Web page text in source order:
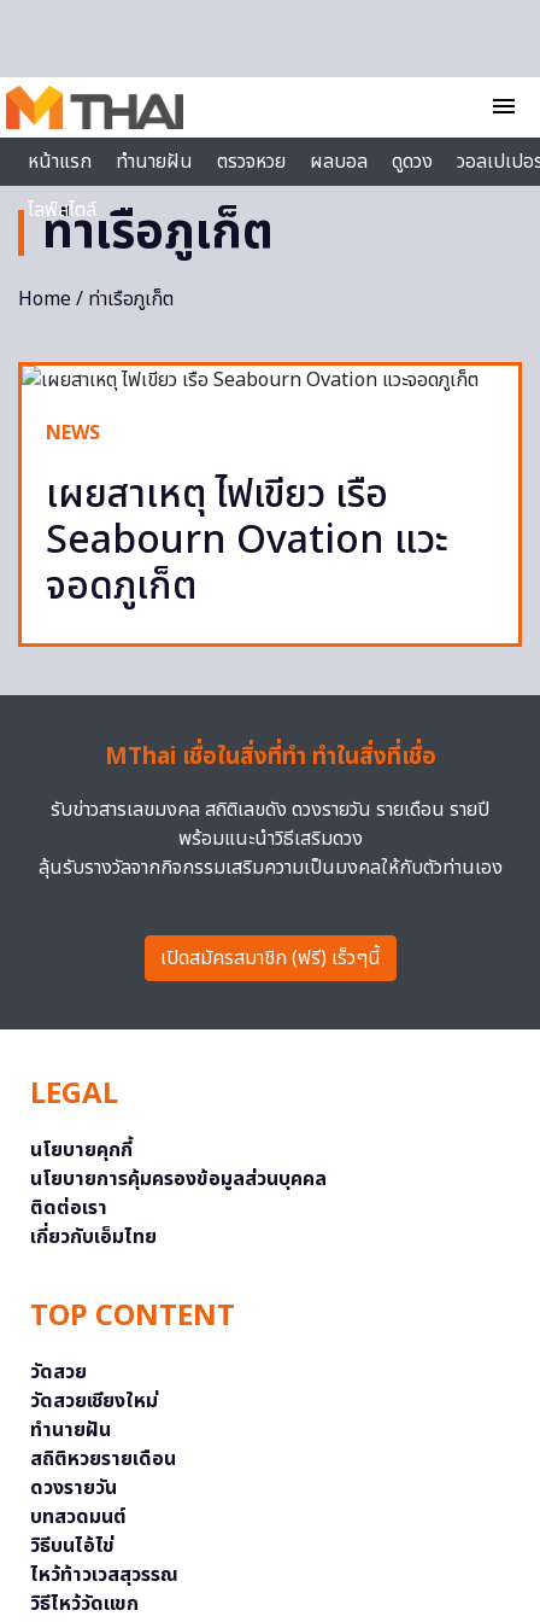
menu
หน้าแรก
ทำนายฝัน ตรวจหวย ผลบอล ดูดวง
วอลเปเป
ไลฟ์สไตล์
ท่าเรือภูเก็ต
Home/ ท่าเรือภูเก็ต
NEWS
เผยสาเหตุ ไฟเขียว เรือ
Seabourn Ovation แวะ
จอดภูเก็ต
MThai เชื่อในสิ่งที่ทำ ทำในสิ่งที่เชื่อ
รับข่าวสารเลขมงคล สถิติเลขดัง ดวงรายวัน รายเดือน รายปี
พร้อมแนะนำวิธีเสริมดวง
ลุ้นรับรางวัลจากกิจกรรมเสริมความเป็นมงคลให้กับตัวท่านเอง
เปิดสมัครสมาชิก (ฟรี) เร็วๆนี้
LEGAL
นโยบายคุกกี้
นโยบายการคุ้มครองข้อมูลส่วนบุคคล
ติดต่อเรา
เกี่ยวกับเอ็มไทย
TOP CONTENT
วัดสวย
วัดสวยเชียงใหม่
ทำนายฝัน
สถิติหวยรายเดือน
ดวงรายวัน
บทสวดมนต์
วิธีบนไอ้ไข่
ไหว้ท้าวเวสสุวรรณ
วิธีไหว้วัดแขก